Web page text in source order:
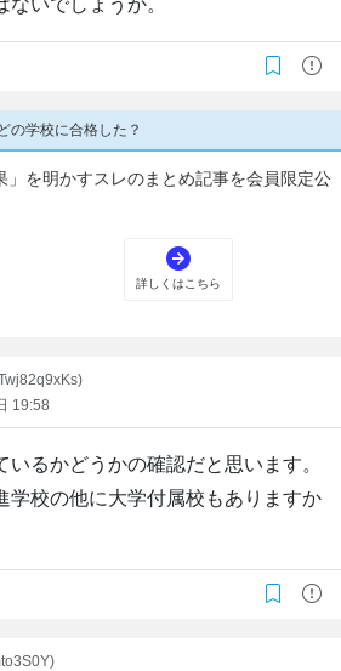
19:58
いるかどうかの確認だと思います。
学校の他に大学付属校もありますか